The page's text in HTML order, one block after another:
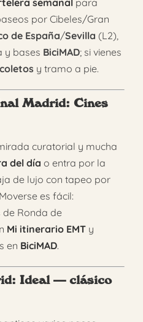
semanal para
por Cibeles/Gran
de España/Sevilla (L2),
y bases BiciMAD; si vienes
y tramo a pie.
Madrid: Cines
curatorial y mucha
del día o entra por la
de lujo con tapeo por
es fácil:
de Ronda de
Mi itinerario EMTy
en BiciMAD.
: Ideal — clásico